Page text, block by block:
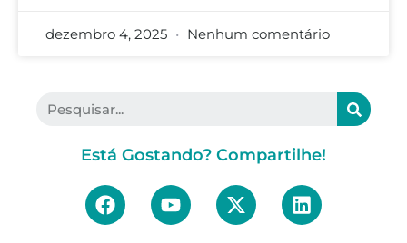
dezembro 4, 2025 Nenhum comentário
Está Gostando? Compartilhe!